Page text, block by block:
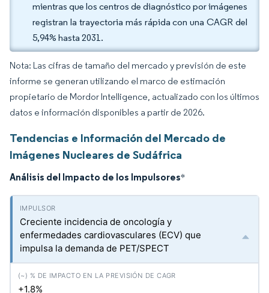
mientras que los centros de diagnóstico por imágenes
registran la trayectoria más rápida con una CAGR del
5,94% hasta 2031.
Nota: Las cifras de tamaño del mercado y previsión de este
informe se generan utilizando el marco de estimación
propietario de Mordor Intelligence, actualizado con los últimos
datos e información disponibles a partir de 2026.
Tendencias e Información del Mercado de
Imágenes Nucleares de Sudáfrica
Análisis del Impacto de los Impulsores*
Creciente incidencia de oncología y
enfermedades cardiovasculares (ECV) que
impulsa la demanda de PET/SPECT
+1.8%